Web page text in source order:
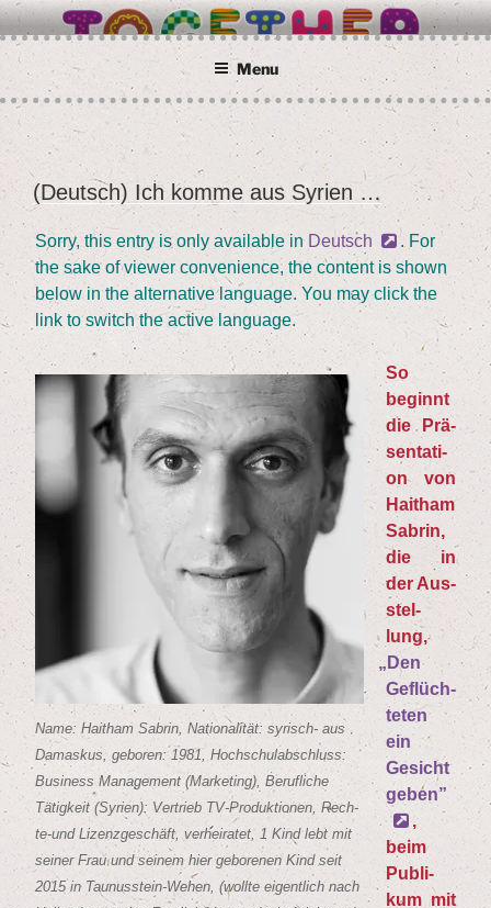
Skip
to
contentBETTER TOGETHER
Wir alle sind Taunusstein
Menu
POSTED
ON
(Deutsch) Ich kom­me aus Syrien …
Sor­ry, this ent­ry is only available inDeutsch
. For
the sake of view­er con­ve­ni­ence, the con­tent is shown
below in the alter­na­ti­ve lan­guage. You may click the
link to switch the acti­ve language.
Name: Hait­ham Sab­rin, Natio­na­li­tät: syrisch- aus
Damas­kus, gebo­ren: 1981, Hoch­schul­ab­schluss:
Busi­ness Manage­ment (Mar­ke­ting), Beruf­li­che
Tätig­keit (Syri­en): Ver­trieb TV-Pro­duk­tio­nen, Rech­
te-und Lizenz­ge­schäft, ver­hei­ra­tet, 1 Kind lebt mit
sei­ner Frau und sei­nem hier gebo­re­nen Kind seit
2015in Tau­nus­stein-Wehen, (woll­te eigent­lich nach
So
beginnt
die Prä­
sen­ta­ti­
on von
Hait­ham
Sab­rin,
die in
der Aus­
stel­
lung,
„ Den
Geflüch­
te­ten
ein
Gesicht
geben”
,
beim
Publi­
kum mit